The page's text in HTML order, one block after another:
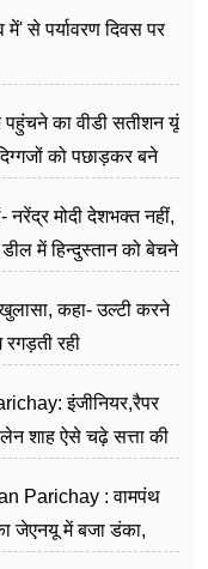
में' से पर्यावरण दिवस पर
का वीडी सतीशन यूं
को पछाड़कर बने
नरेंद्र मोदी देशभक्त नहीं,
में हिन्दुस्तान को बेचने
कहा- उल्टी करने
रही
इंजीनियर,रैपर
शाह ऐसे चढ़े सत्ता की
Parichay : वामपंथ
जेएनयू में बजा डंका,